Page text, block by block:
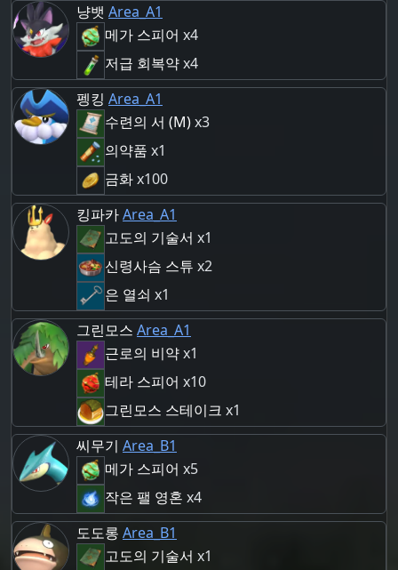
냥뱃 Area_A1
메가 스피어 x4
저급 회복약x4
펭킹 Area_A1
수련의 서 (M)x3
의약품 x1
금화x100
킹파카Area_A1
고도의 기술서 x1
신령사슴 스튜 x2
은 열쇠 x1
그린모스 Area_A1
근로의 비약x1
테라 스피어 x10
그린모스 스테이크 x1
씨무기 Area_B1
메가 스피어 x5
작은 팰 영혼 x4
도도롱 Area_B1
고도의 기술서 x1